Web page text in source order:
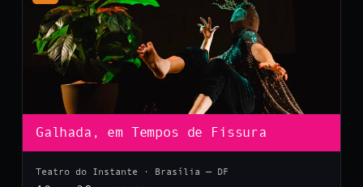
Galhada, em Tempos de Fissura
Teatro do Instante · Brasília — DF